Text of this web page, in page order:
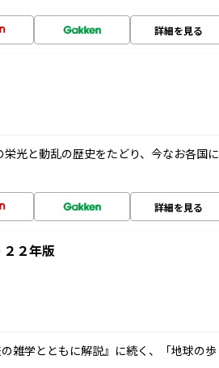
詳細を見る
光と動乱の歴史をたどり、今なお各国に
詳細を見る
２年版
雑学とともに解説』に続く、「地球の歩